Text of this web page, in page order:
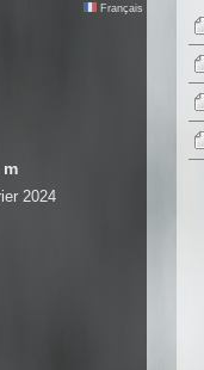
Français
2024